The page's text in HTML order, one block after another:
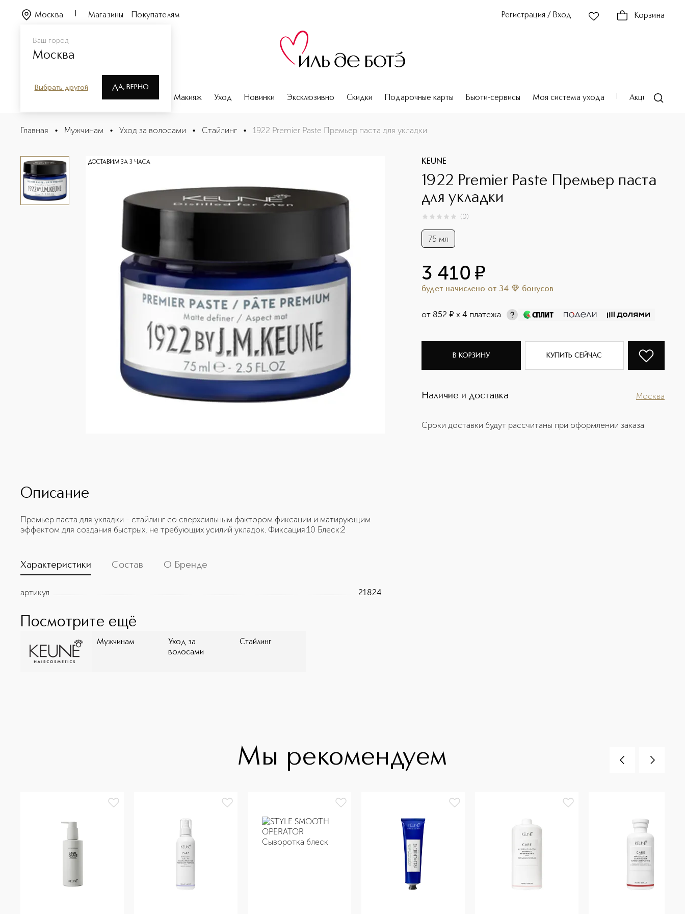
Ваш город
Москва
Выбрать другой ДА, ВЕРНО
Москва Магазины Покупателям Регистрация / Вход Корзина
Парфюмерия Макияж Уход Новинки Эксклюзивно Скидки Подарочные карты Бьюти-сервисы Моя система ухода Акции
1922 Premier Paste Премьер паста для укладки
Описание
Главная • Мужчинам • Уход за волосами • Стайлинг • 1922 Premier Paste Премьер паста для укладки
ДОСТАВИМ ЗА 3 ЧАСА KEUNE
1922 Premier Paste Премьер паста
для укладки
0из 0 (0)
75 мл
3 410 ¤
будет начислено от 34 бонусов
от 852 ¤ х 4 платежа
В КОРЗИНУ КУПИТЬ СЕЙЧАС
Наличие и доставка Москва
Сроки доставки будут рассчитаны при оформлении заказа
Описание
Премьер паста для укладки - стайлинг со сверхсильным фактором фиксации и матирующим
эффектом для создания быстрых, не требующих усилий укладок. Фиксация:10 Блеск:2
Характеристики Состав О Бренде
артикул 21824
Посмотрите ещё
Мужчинам
Уход за
волосами
Стайлинг
Мы рекомендуем